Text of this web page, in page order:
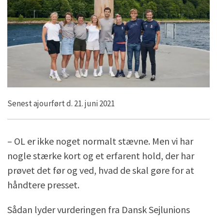
Senest ajourført d. 21. juni 2021
– OL er ikke noget normalt stævne. Men vi har
nogle stærke kort og et erfarent hold, der har
prøvet det før og ved, hvad de skal gøre for at
håndtere presset.
Sådan lyder vurderingen fra Dansk Sejlunions